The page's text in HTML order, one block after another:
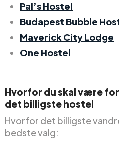
Pal’s Hostel
Budapest Bubble
Maverick City Lodge
One Hostel
Hvorfor du skal være
det billigste hostel
Hvorfor det billigste
bedste valg: